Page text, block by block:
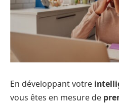
En développant votre
vous êtes en mesure de